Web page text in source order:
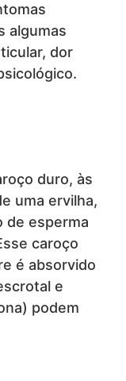
algumas
dor
duro, às
uma ervilha,
de esperma
caroço
é absorvido
e
podem